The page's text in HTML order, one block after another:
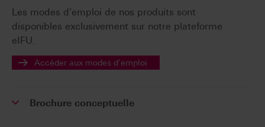
Les modes d'emploi de nos produits sont
disponibles exclusivement sur notre plateforme
eIFU.
Accéder aux modes d'emploi
Brochure conceptuelle